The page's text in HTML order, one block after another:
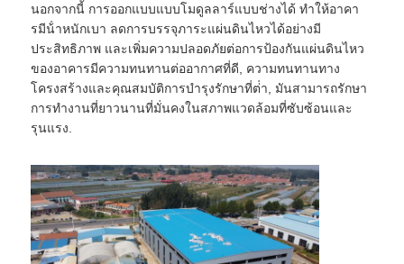
ติดต่อเรา
ข่าว
กรณี
บล็อก
ขอใบเสนอราคา
นอกจากนี้ การออกแบบแบบโมดูลลาร์แบบช่างได้ ทําให้อาคา
รมีน้ําหนักเบา ลดการบรรจุภาระแผ่นดินไหวได้อย่างมี
ประสิทธิภาพ และเพิ่มความปลอดภัยต่อการป้องกันแผ่นดินไหว
ของอาคารมีความทนทานต่ออากาศที่ดี, ความทนทานทาง
โครงสร้างและคุณสมบัติการบํารุงรักษาที่ต่ํา, มันสามารถรักษา
การทํางานที่ยาวนานที่มั่นคงในสภาพแวดล้อมที่ซับซ้อนและ
รุนแรง.